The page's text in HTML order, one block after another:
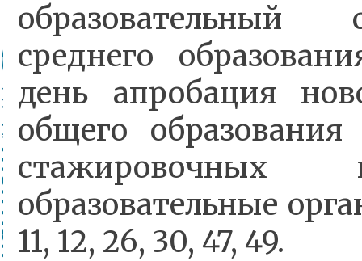
среднего
день апробация
общего
стажировочных
образовательные
11, 12, 26, 30, 47, 49.